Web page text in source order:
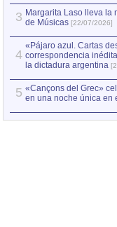
3 Margarita Laso lleva la
de Músicas [22/07/2026]
4
«Pájaro azul. Cartas
correspondencia
la dictadura argentina
5 «Cançons del Grec»
en una noche única en